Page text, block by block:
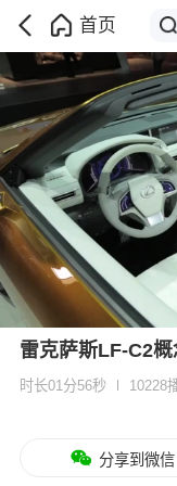
首页
雷克萨斯LF-C2
时长01分56秒 10228
分享到微信